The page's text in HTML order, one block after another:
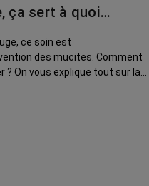
ça sert à quoi…
ce soin est
des mucites. Comment
? On vous explique tout sur la